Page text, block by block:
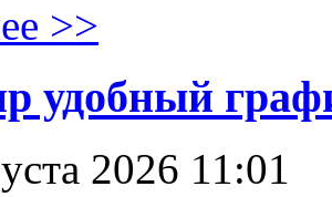
>>
удобный
2026 11:01